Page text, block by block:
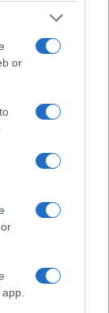
or
και των δύο
εκπομπή των
εθνικής
τους σταθμούς